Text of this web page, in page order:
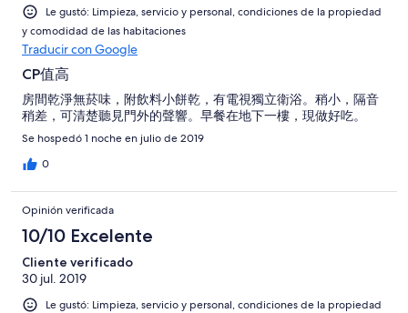
Le gustó: Limpieza, servicio y personal, condiciones de la propiedad
y comodidad de las habitaciones
Traducir con Google
CP值高
房間乾淨無菸味，附飲料小餅乾，有電視獨立衛浴。稍小，隔音
稍差，可清楚聽見門外的聲響。早餐在地下一樓，現做好吃。
Se hospedó 1 noche en julio de 2019
0
Opinión verificada
10/10 Excelente
Cliente verificado
30 jul. 2019
Le gustó: Limpieza, servicio y personal, condiciones de la propiedad